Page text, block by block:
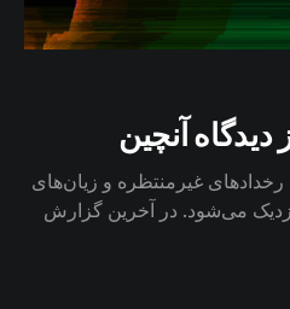
رخدادهای غیرمنتظره و زیان‌های
نزدیک می‌شود. در آخرین گزارش
قرار می‌دهیم.